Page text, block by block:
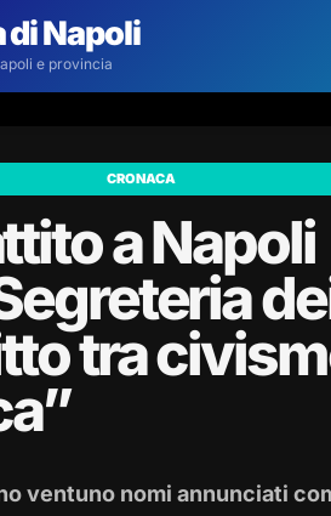
di Napoli
e provincia
CRONACA
a Napoli
tra
ventuno nomi annunciati